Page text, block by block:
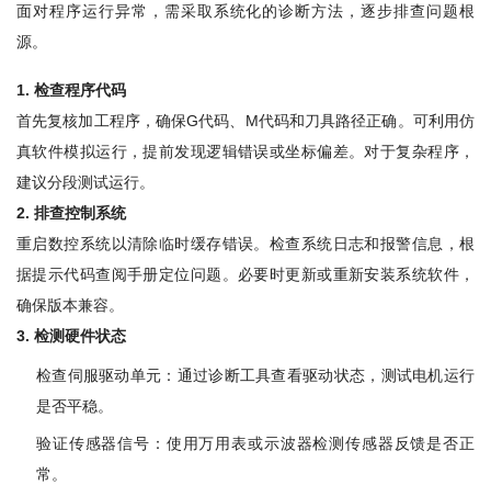
面对程序运行异常，需采取系统化的诊断方法，逐步排查问题根
源。
1. 检查程序代码
首先复核加工程序，确保G代码、M代码和刀具路径正确。可利用仿
真软件模拟运行，提前发现逻辑错误或坐标偏差。对于复杂程序，
建议分段测试运行。
2. 排查控制系统
重启数控系统以清除临时缓存错误。检查系统日志和报警信息，根
据提示代码查阅手册定位问题。必要时更新或重新安装系统软件，
确保版本兼容。
3. 检测硬件状态
检查伺服驱动单元：通过诊断工具查看驱动状态，测试电机运行
是否平稳。
验证传感器信号：使用万用表或示波器检测传感器反馈是否正
常。